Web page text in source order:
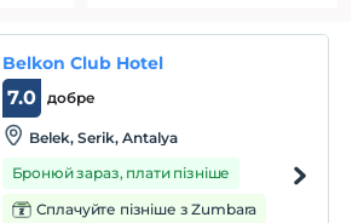
Belkon Club Hotel
добре
7.0
Belek, Serik, Antalya
Бронюй зараз, плати пізніше
Сплачуйте пізніше з Zumbara